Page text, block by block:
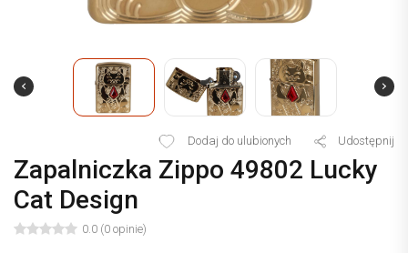
Dodaj do ulubionych Udostępnij
Zapalniczka Zippo 49802 Lucky
Cat Design
0.0 (0 opinie)